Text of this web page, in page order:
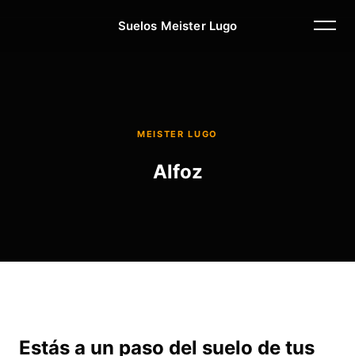
Suelos Meister Lugo
MEISTER LUGO
Alfoz
Estás a un paso del suelo de tus